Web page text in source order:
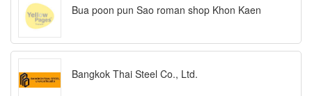
Bua poon pun Sao roman shop Khon Kaen
Bangkok Thai Steel Co., Ltd.